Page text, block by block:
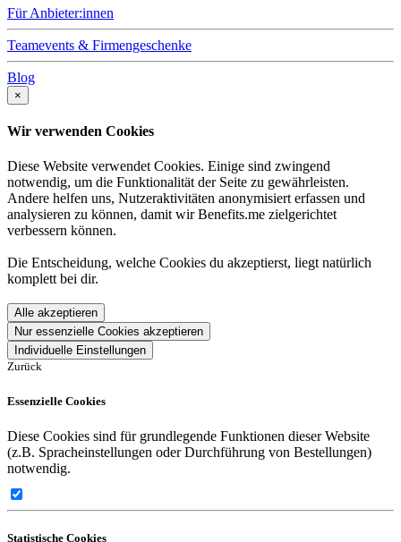
Für Anbieter:innen
Teamevents & Firmengeschenke
Blog
×
Wir verwenden Cookies
Diese Website verwendet Cookies. Einige sind zwingend
notwendig, um die Funktionalität der Seite zu gewährleisten.
Andere helfen uns, Nutzeraktivitäten anonymisiert erfassen und
analysieren zu können, damit wir Benefits.me zielgerichtet
verbessern können.
Die Entscheidung, welche Cookies du akzeptierst, liegt natürlich
komplett bei dir.
Alle akzeptieren
Nur essenzielle Cookies akzeptieren
Individuelle Einstellungen
Zurück
Essenzielle Cookies
Diese Cookies sind für grundlegende Funktionen dieser Website
(z.B. Spracheinstellungen oder Durchführung von Bestellungen)
notwendig.
Statistische Cookies